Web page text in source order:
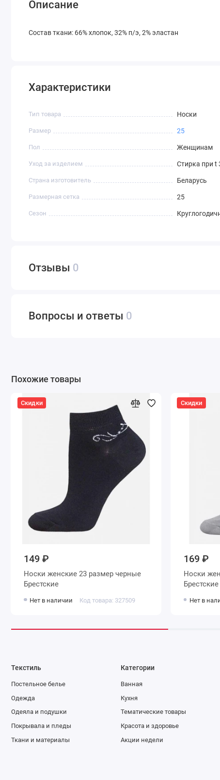
Описание
Состав ткани: 66% хлопок, 32% п/э, 2% эластан
Характеристики
Тип товара Носки
Размер 25
Пол Женщинам
Уход за изделием Стирка при t
Страна изготовитель Беларусь
Размерная сетка 25
Сезон
Отзывы 0
Вопросы и ответы 0
Похожие товары
Скидки
149 ₽
Носки женские 23 размер черные
Брестские
Нет в наличии Код товара: 327509
Скидки
169 ₽
Носки женские 25 размер серые
Брестские
Нет в
Текстиль
Постельное белье
Одежда
Одеяла и подушки
Покрывала и пледы
Ткани и материалы
Категории
Ванная
Кухня
Тематические товары
Красота и здоровье
Акции недели